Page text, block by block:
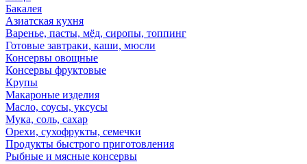
Бакалея
Азиатская кухня
Варенье, пасты, мёд, сиропы, топпинг
Готовые завтраки, каши, мюсли
Консервы овощные
Консервы фруктовые
Крупы
Макароные изделия
Масло, соусы, уксусы
Мука, соль, сахар
Орехи, сухофрукты, семечки
Продукты быстрого приготовления
Рыбные и мясные консервы